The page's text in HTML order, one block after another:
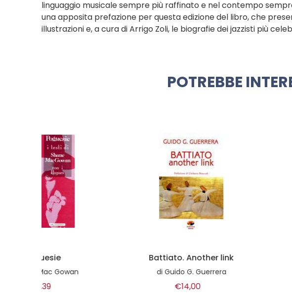
linguaggio musicale sempre più raffinato e nel contempo
una apposita prefazione per questa edizione del libro, che
illustrazioni e, a cura di Arrigo Zoli, le biografie dei jazzisti più
POTREBBE
Battiato. Another link
di